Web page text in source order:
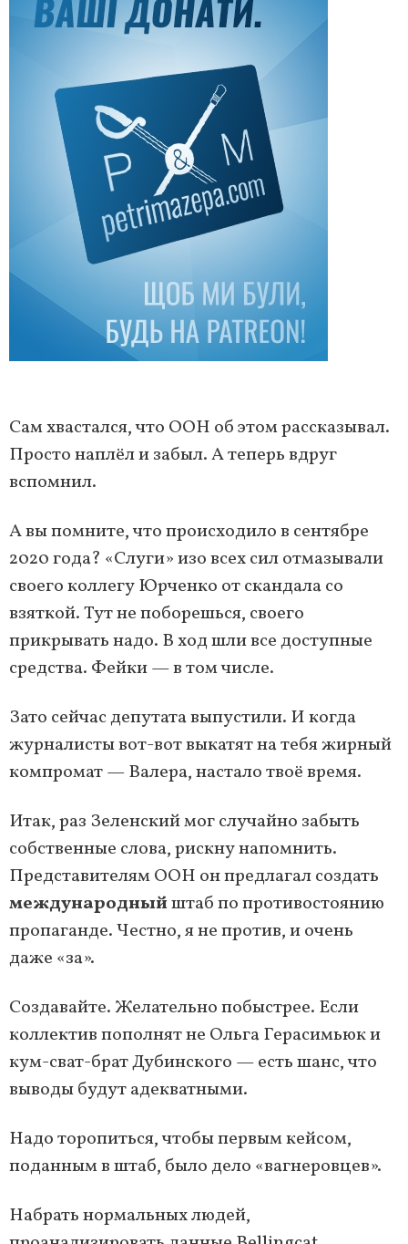
Сам хвастался, что ООН об этом рассказывал.
Просто наплёл и забыл. А теперь вдруг
вспомнил.
А вы помните, что происходило в сентябре
2020 года? «Слуги» изо всех сил отмазывали
своего коллегу Юрченко от скандала со
взяткой. Тут не поборешься, своего
прикрывать надо. В ход шли все доступные
средства. Фейки — в том числе.
Зато сейчас депутата выпустили. И когда
журналисты вот-вот выкатят на тебя жирный
компромат — Валера, настало твоё время.
Итак, раз Зеленский мог случайно забыть
собственные слова, рискну напомнить.
Представителям ООН он предлагал создать
международныйштаб по противостоянию
пропаганде. Честно, я не против, и очень
даже «за».
Создавайте. Желательно побыстрее. Если
коллектив пополнят не Ольга Герасимьюк и
кум-сват-брат Дубинского — есть шанс, что
выводы будут адекватными.
Надо торопиться, чтобы первым кейсом,
поданным в штаб, было дело «вагнеровцев».
Набрать нормальных людей,